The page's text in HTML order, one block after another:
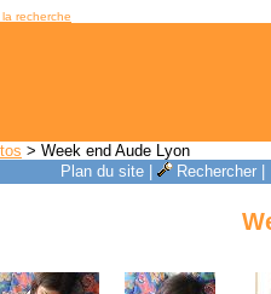
recherche
> Week end Aude Lyon
Plan du site| Rechercher|